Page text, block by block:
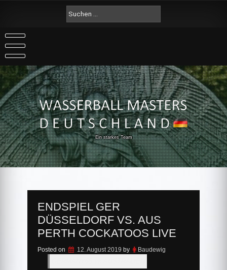
nach:
Ein starkes Team
ENDSPIEL GER
DÜSSELDORF VS. AUS
PERTH COCKATOOS LIVE
Posted on 12. August 2019 by Baudewig